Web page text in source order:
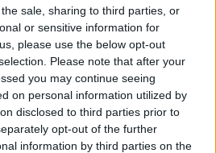
sale, sharing to third parties, or
or sensitive information for
please use the below opt-out
Please note that after your
you may continue seeing
on personal information utilized by
disclosed to third parties prior to
opt-out of the further
information by third parties on the
megközelítette Sainzot, az új
verseny leggyorsabb körét.
megcsinálni: megvolt a
a spanyol mellett a
a pozícióját.